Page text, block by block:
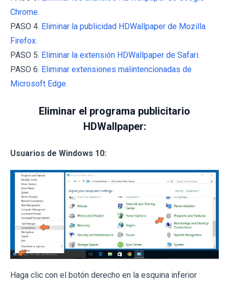
Chrome.
PASO 4. Eliminar la publicidad HDWallpaper de Mozilla
Firefox.
PASO 5. Eliminar la extensión HDWallpaper de Safari.
PASO 6. Eliminar extensiones malintencionadas de
Microsoft Edge.
Eliminar el programa publicitario
HDWallpaper:
Usuarios de Windows 10:
Haga clic con el botón derecho en la esquina inferior